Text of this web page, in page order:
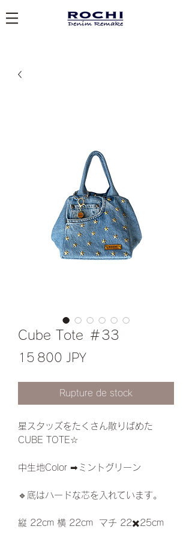
Cube Tote ＃33
15 800 JPYPrix
Rupture de stock
星スタッズをたくさん散りばめた
CUBE TOTE☆
中生地Color ➡︎ミントグリーン
🔹底はハードな芯を入れています。
縦 22cm 横 22cm マチ 22✖️25cm